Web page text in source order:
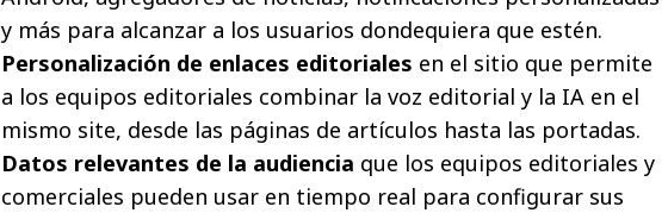
y más para alcanzar a los usuarios dondequiera que estén.
Personalización de enlaces editoriales en el sitio que permite
a los equipos editoriales combinar la voz editorial y la IA en el
mismo site, desde las páginas de artículos hasta las portadas.
Datos relevantes de la audiencia que los equipos editoriales y
comerciales pueden usar en tiempo real para configurar sus